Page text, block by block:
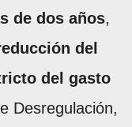
de dos años,
del
del gasto
Desregulación,